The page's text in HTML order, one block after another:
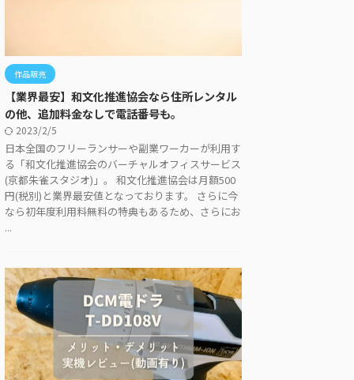
作品販売
【業界最安】和文化推進協会なら住所レンタル
の他、追加料金なしで電話番号も。
2023/2/5
日本全国のフリーランサーや副業ワーカーが利用す
る「和文化推進協会のバーチャルオフィスサービス
(京都朱雀スタジオ)」。 和文化推進協会は月額500
円(税別)と業界最安値となっております。 さらに今
なら初年度利用料無料の特典もあるため、さらにお
...